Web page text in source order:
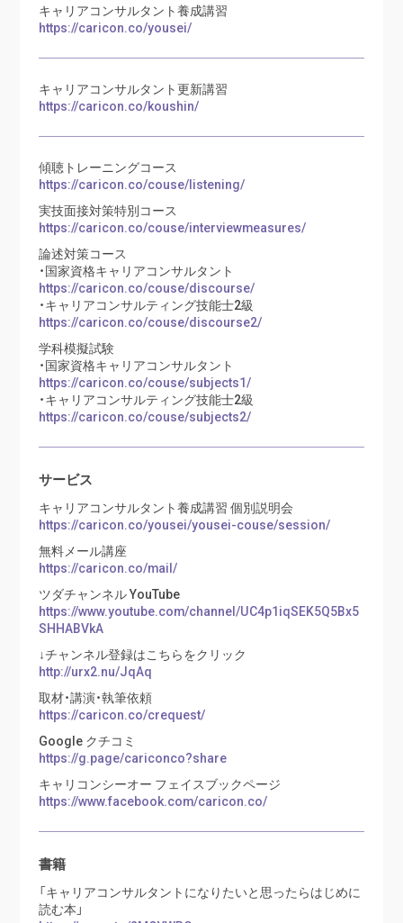
キャリアコンサルタント養成講習
https://caricon.co/yousei/
キャリアコンサルタント更新講習
https://caricon.co/koushin/
傾聴トレーニングコース
https://caricon.co/couse/listening/
実技面接対策特別コース
https://caricon.co/couse/interviewmeasures/
論述対策コース
・国家資格キャリアコンサルタント
https://caricon.co/couse/discourse/
・キャリアコンサルティング技能士2級
https://caricon.co/couse/discourse2/
学科模擬試験
・国家資格キャリアコンサルタント
https://caricon.co/couse/subjects1/
・キャリアコンサルティング技能士2級
https://caricon.co/couse/subjects2/
サービス
キャリアコンサルタント養成講習 個別説明会
https://caricon.co/yousei/yousei-couse/session/
無料メール講座
https://caricon.co/mail/
ツダチャンネル YouTube
https://www.youtube.com/channel/UC4p1iqSEK5Q5Bx5
SHHABVkA
↓チャンネル登録はこちらをクリック
http://urx2.nu/JqAq
取材・講演・執筆依頼
https://caricon.co/crequest/
Google クチコミ
https://g.page/cariconco?share
キャリコンシーオー フェイスブックページ
https://www.facebook.com/caricon.co/
書籍
「キャリアコンサルタントになりたいと思ったらはじめに
読む本」